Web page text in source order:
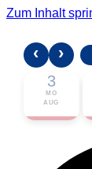
Zum Inhalt
‹ ›
3
MO
AUG